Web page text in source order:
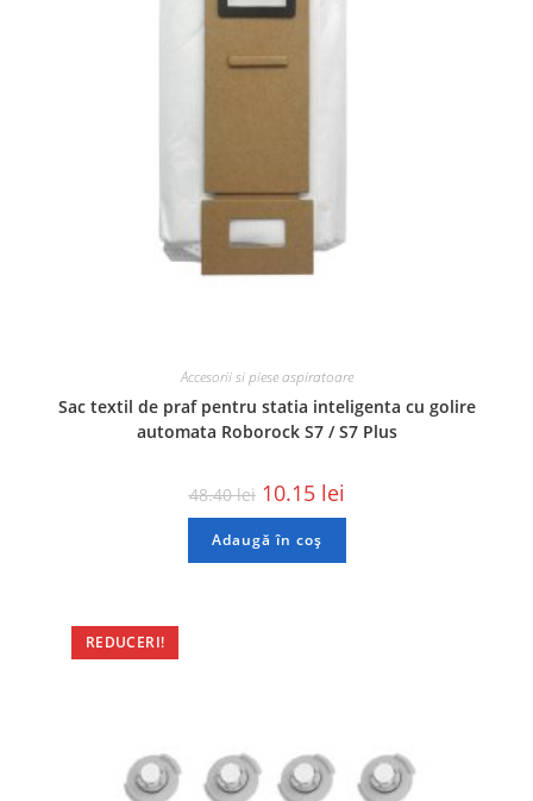
Accesorii si piese aspiratoare
Sac textil de praf pentru statia inteligenta cu golire
automata Roborock S7 / S7 Plus
48.40lei 10.15 lei
Adaugă în coș
REDUCERI!